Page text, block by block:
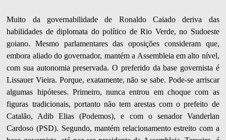
Muito da governabilidade de Ronaldo Caiado deriva das
habilidades de diplomata do político de Rio Verde, no Sudoeste
goiano. Mesmo parlamentares das oposições consideram que,
embora aliado do governador, mantém a Assembleia em alto nível,
com sua autonomia preservada. O preferido da base governista é
Lissauer Vieira. Porque, exatamente, não se sabe. Pode-se arriscar
algumas hipóteses. Primeiro, nunca entrou em choque com as
figuras tradicionais, portanto não tem arestas com o prefeito de
Catalão, Adib Elias (Podemos), e com o senador Vanderlan
Cardoso (PSD). Segundo, mantém relacionamento estreito com a